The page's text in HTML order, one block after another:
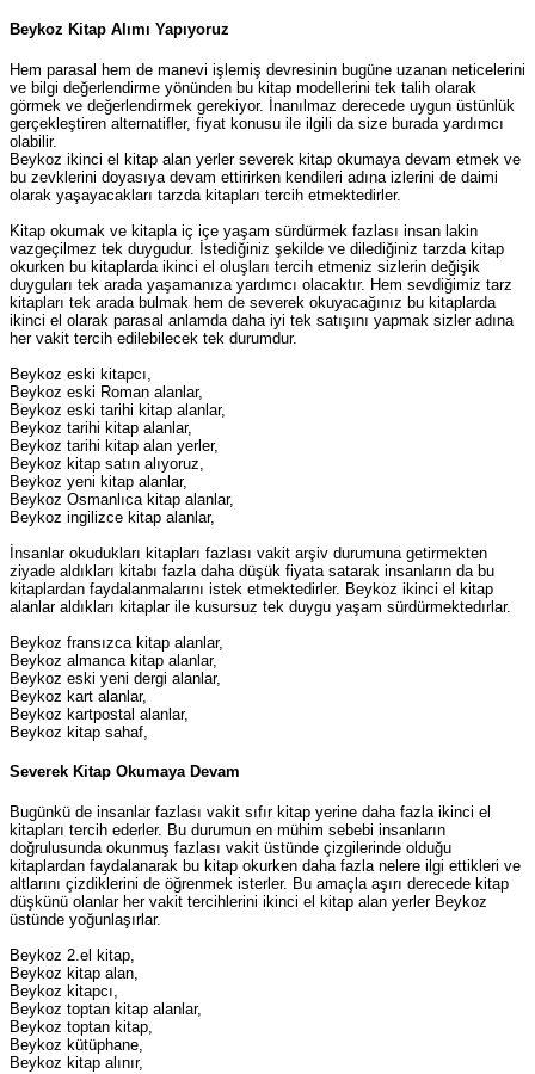
Beykoz Kitap Alımı Yapıyoruz
Hem parasal hem de manevi işlemiş devresinin bugüne uzanan neticelerini
ve bilgi değerlendirme yönünden bu kitap modellerini tek talih olarak
görmek ve değerlendirmek gerekiyor. İnanılmaz derecede uygun üstünlük
gerçekleştiren alternatifler, fiyat konusu ile ilgili da size burada yardımcı
olabilir.
Beykoz ikinci el kitap alan yerler severek kitap okumaya devam etmek ve
bu zevklerini doyasıya devam ettirirken kendileri adına izlerini de daimi
olarak yaşayacakları tarzda kitapları tercih etmektedirler.
Kitap okumak ve kitapla iç içe yaşam sürdürmek fazlası insan lakin
vazgeçilmez tek duygudur. İstediğiniz şekilde ve dilediğiniz tarzda kitap
okurken bu kitaplarda ikinci el oluşları tercih etmeniz sizlerin değişik
duyguları tek arada yaşamanıza yardımcı olacaktır. Hem sevdiğimiz tarz
kitapları tek arada bulmak hem de severek okuyacağınız bu kitaplarda
ikinci el olarak parasal anlamda daha iyi tek satışını yapmak sizler adına
her vakit tercih edilebilecek tek durumdur.
Beykoz eski kitapcı,
Beykoz eski Roman alanlar,
Beykoz eski tarihi kitap alanlar,
Beykoz tarihi kitap alanlar,
Beykoz tarihi kitap alan yerler,
Beykoz kitap satın alıyoruz,
Beykoz yeni kitap alanlar,
Beykoz Osmanlıca kitap alanlar,
Beykoz ingilizce kitap alanlar,
İnsanlar okudukları kitapları fazlası vakit arşiv durumuna getirmekten
ziyade aldıkları kitabı fazla daha düşük fiyata satarak insanların da bu
kitaplardan faydalanmalarını istek etmektedirler. Beykoz ikinci el kitap
alanlar aldıkları kitaplar ile kusursuz tek duygu yaşam sürdürmektedırlar.
Beykoz fransızca kitap alanlar,
Beykoz almanca kitap alanlar,
Beykoz eski yeni dergi alanlar,
Beykoz kart alanlar,
Beykoz kartpostal alanlar,
Beykoz kitap sahaf,
Severek Kitap Okumaya Devam
Bugünkü de insanlar fazlası vakit sıfır kitap yerine daha fazla ikinci el
kitapları tercih ederler. Bu durumun en mühim sebebi insanların
doğrulusunda okunmuş fazlası vakit üstünde çizgilerinde olduğu
kitaplardan faydalanarak bu kitap okurken daha fazla nelere ilgi ettikleri ve
altlarını çizdiklerini de öğrenmek isterler. Bu amaçla aşırı derecede kitap
düşkünü olanlar her vakit tercihlerini ikinci el kitap alan yerler Beykoz
üstünde yoğunlaşırlar.
Beykoz 2.el kitap,
Beykoz kitap alan,
Beykoz kitapcı,
Beykoz toptan kitap alanlar,
Beykoz toptan kitap,
Beykoz kütüphane,
Beykoz kitap alınır,